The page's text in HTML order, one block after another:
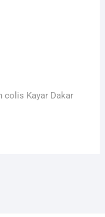
colis Kayar Dakar